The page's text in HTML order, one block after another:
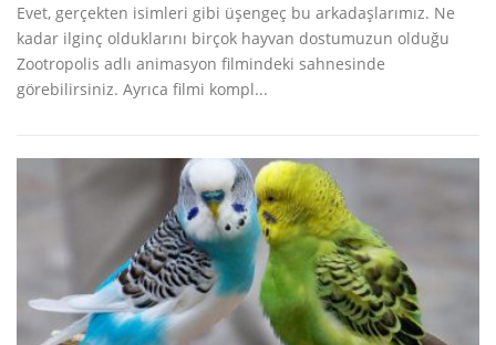
Evet, gerçekten isimleri gibi üşengeç bu arkadaşlarımız. Ne
kadar ilginç olduklarını birçok hayvan dostumuzun olduğu
Zootropolis adlı animasyon filmindeki sahnesinde
görebilirsiniz. Ayrıca filmi kompl...